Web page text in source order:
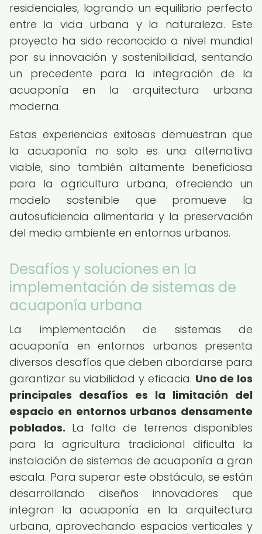
residenciales, logrando un equilibrio perfecto
entre la vida urbana y la naturaleza. Este
proyecto ha sido reconocido a nivel mundial
por su innovación y sostenibilidad, sentando
un precedente para la integración de la
acuaponía en la arquitectura urbana
moderna.
Estas experiencias exitosas demuestran que
la acuaponía no solo es una alternativa
viable, sino también altamente beneficiosa
para la agricultura urbana, ofreciendo un
modelo sostenible que promueve la
autosuficiencia alimentaria y la preservación
del medio ambiente en entornos urbanos.
Desafíos y soluciones en la
implementación de sistemas de
acuaponía urbana
La implementación de sistemas de
acuaponía en entornos urbanos presenta
diversos desafíos que deben abordarse para
garantizar su viabilidad y eficacia. Uno de los
principales desafíos es la limitación del
espacio en entornos urbanos densamente
poblados. La falta de terrenos disponibles
para la agricultura tradicional dificulta la
instalación de sistemas de acuaponía a gran
escala. Para superar este obstáculo, se están
desarrollando diseños innovadores que
integran la acuaponía en la arquitectura
urbana, aprovechando espacios verticales y